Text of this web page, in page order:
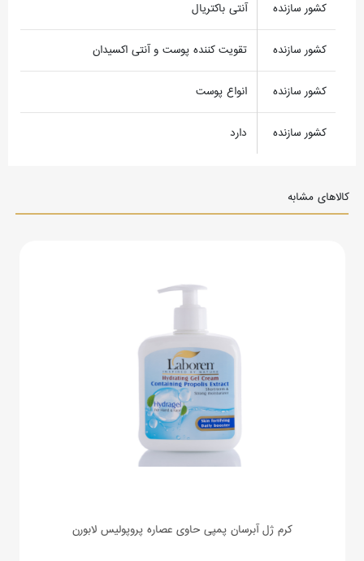
کشور سازنده آنتی باکتریال
کشور سازنده تقویت کننده پوست و آنتی اکسیدان
کشور سازنده انواع پوست
کشور سازنده دارد
کالاهای مشابه
کرم ژل آبرسان پمپی حاوی عصاره پروپولیس لابورن